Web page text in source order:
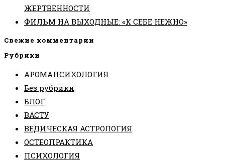
ЖЕРТВЕННОСТИ
ФИЛЬМ НА ВЫХОДНЫЕ: «К СЕБЕ НЕЖНО»
Свежие комментарии
Рубрики
АРОМАПСИХОЛОГИЯ
Без рубрики
БЛОГ
ВАСТУ
ВЕДИЧЕСКАЯ АСТРОЛОГИЯ
ОСТЕОПРАКТИКА
ПСИХОЛОГИЯ